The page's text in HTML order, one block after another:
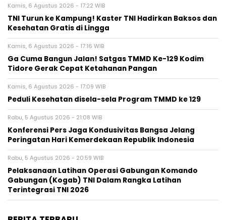
Kamis, 6 Agustus 2026 - 17:22 WIB
TNI Turun ke Kampung! Kaster TNI Hadirkan Baksos dan
Kesehatan Gratis di Lingga
Kamis, 6 Agustus 2026 - 17:16 WIB
Ga Cuma Bangun Jalan! Satgas TMMD Ke-129 Kodim
Tidore Gerak Cepat Ketahanan Pangan
Kamis, 6 Agustus 2026 - 17:09 WIB
Peduli Kesehatan disela-sela Program TMMD ke 129
Rabu, 5 Agustus 2026 - 21:08 WIB
Konferensi Pers Jaga Kondusivitas Bangsa Jelang
Peringatan Hari Kemerdekaan Republik Indonesia
Rabu, 5 Agustus 2026 - 20:59 WIB
Pelaksanaan Latihan Operasi Gabungan Komando
Gabungan (Kogab) TNI Dalam Rangka Latihan
Terintegrasi TNI 2026